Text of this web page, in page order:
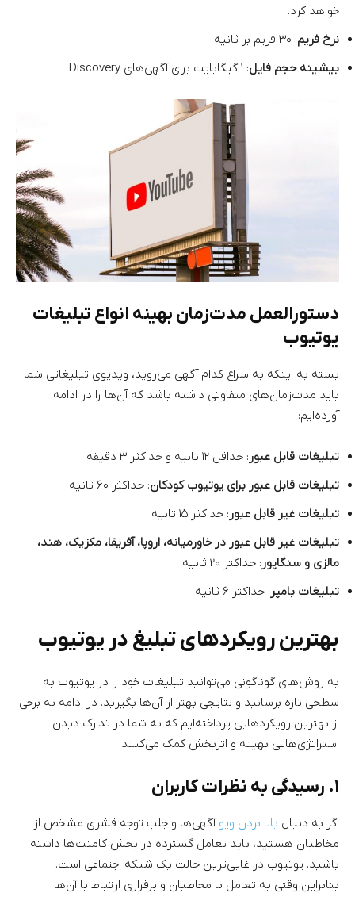
خواهد کرد.
نرخ فریم: ۳۰ فریم بر ثانیه
بیشینه حجم فایل: ۱ گیگابایت برای آگهی‌های Discovery
دستورالعمل مدت‌زمان بهینه انواع تبلیغات
یوتیوب
بسته به اینکه به سراغ کدام آگهی می‌روید، ویدیوی تبلیغاتی شما
باید مدت‌زمان‌های متفاوتی داشته باشد که آن‌ها را در ادامه
آورده‌ایم:
تبلیغات قابل عبور : حداقل ۱۲ ثانیه و حداکثر ۳ دقیقه
تبلیغات قابل عبور برای یوتیوب کودکان: حداکثر ۶۰ ثانیه
تبلیغات غیر قابل عبور : حداکثر ۱۵ ثانیه
تبلیغات غیر قابل عبور در خاورمیانه، اروپا، آفریقا، مکزیک، هند،
مالزی و سنگاپور : حداکثر ۲۰ ثانیه
تبلیغات بامپر : حداکثر ۶ ثانیه
بهترین رویکردهای تبلیغ در یوتیوب
به روش‌های گوناگونی می‌توانید تبلیغات خود را در یوتیوب به
سطحی تازه برسانید و نتایجی بهتر از آن‌ها بگیرید. در ادامه به برخی
از بهترین رویکردهایی پرداخته‌ایم که به شما در تدارک دیدن
استراتژی‌هایی بهینه و اثربخش کمک می‌کنند.
۱. رسیدگی به نظرات کاربران
اگر به دنبال بالا بردن ویو آگهی‌ها و جلب توجه قشری مشخص از
مخاطبان هستید، باید تعامل گسترده در بخش کامنت‌ها داشته
باشید. یوتیوب در غایی‌ترین حالت یک شبکه اجتماعی است.
بنابراین وقتی به تعامل با مخاطبان و برقراری ارتباط با آن‌ها